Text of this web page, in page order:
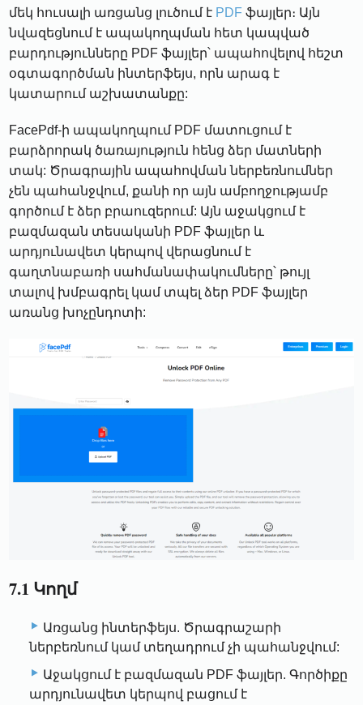
մեկ հուսալի առցանց լուծում է PDF ֆայլեր։ Այն
նվազեցնում է ապակողպման հետ կապված
բարդությունները PDF ֆայլեր՝ ապահովելով հեշտ
օգտագործման ինտերֆեյս, որն արագ է
կատարում աշխատանքը:
FacePdf-ի ապակողպում PDF մատուցում է
բարձրորակ ծառայություն հենց ձեր մատների
տակ: Ծրագրային ապահովման ներբեռնումներ
չեն պահանջվում, քանի որ այն ամբողջությամբ
գործում է ձեր բրաուզերում: Այն աջակցում է
բազմազան տեսականի PDF ֆայլեր և
արդյունավետ կերպով վերացնում է
գաղտնաբառի սահմանափակումները՝ թույլ
տալով խմբագրել կամ տպել ձեր PDF ֆայլեր
առանց խոչընդոտի:
7.1 Կողմ
Առցանց ինտերֆեյս. Ծրագրաշարի
ներբեռնում կամ տեղադրում չի պահանջվում:
Աջակցում է բազմազան PDF ֆայլեր. Գործիքը
արդյունավետ կերպով բացում է